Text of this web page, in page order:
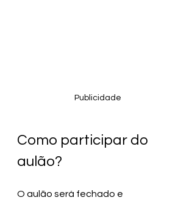
Publicidade
Como participar do
aulão?
O aulão será fechado e